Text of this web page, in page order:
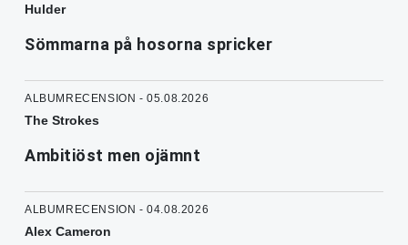
Hulder
Sömmarna på hosorna spricker
ALBUMRECENSION - 05.08.2026
The Strokes
Ambitiöst men ojämnt
ALBUMRECENSION - 04.08.2026
Alex Cameron